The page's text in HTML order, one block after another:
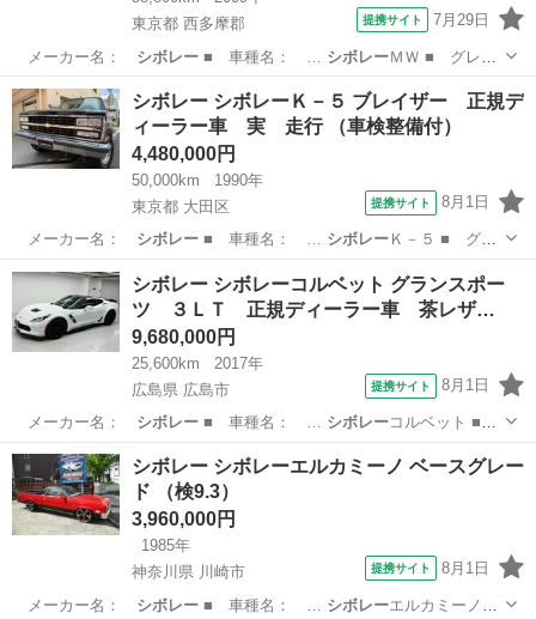
東京都 西多摩郡
提携サイト 7月29日
メーカー名： シボレー■ 車種名： … シボレーＭＷ ■ グレ
ー…
東京 西多摩郡
シボレー シボレーＫ－５ ブレイザー 正規デ
ィーラー車 実 走行 （車検整備付）
4,480,000円
50,000km
1990年
東京都 大田区
提携サイト 8月1日
メーカー名： シボレー■ 車種名： … シボレーＫ－５ ■ グ
レ…
東京 大田区 その他
シボレー シボレーコルベット グランスポー
ツ ３ＬＴ 正規ディーラー車 茶レザ…
9,680,000円
25,600km
2017年
広島県 広島市
提携サイト 8月1日
メーカー名： シボレー■ 車種名： … シボレーコルベット ■
…広島 広島市 その他
シボレー シボレーエルカミーノ ベースグレー
ド （検9.3）
3,960,000円
1985年
神奈川県 川崎市
提携サイト 8月1日
メーカー名： シボレー■ 車種名： … シボレーエルカミーノ